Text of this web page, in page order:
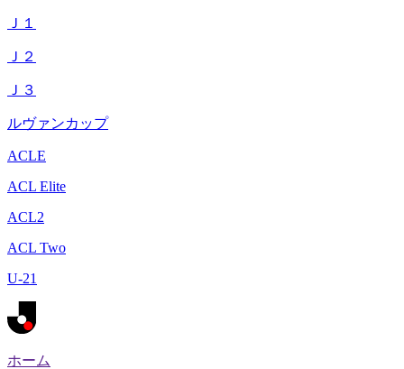
Ｊ１
Ｊ２
Ｊ３
ルヴァンカップ
ACLE
ACL Elite
ACL2
ACL Two
U-21
ホーム